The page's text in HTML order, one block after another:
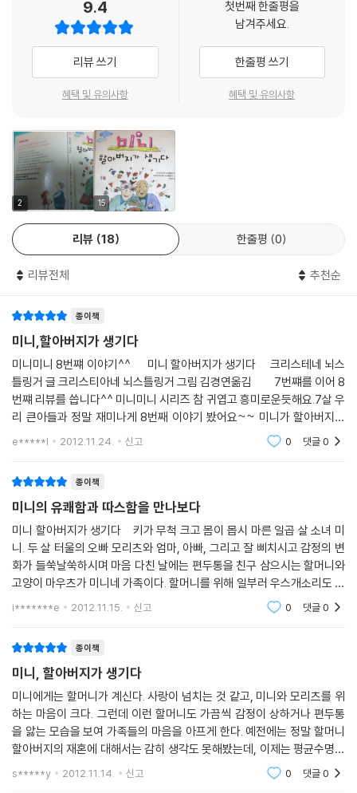
과거에 비해 맞벌이 부부가 급속하게 늘어난 한국의 가정에서도 아이가 혼
자서 겪어야 하는 일들은 많이 있습니다. 아이 혼자 속앓이를 할 때도 있고,
때론 어른스럽게 대처하기도 하는 것처럼 미니도 때론 누구에게도 말 못할
고민으로 끙끙 앓기도 하고, 오빠를 이해하는 속 깊은 동생 미니가 되기도
하고, 불쌍한 사람을 도와주는 착한 미니가 되기도 합니다. 이렇게 다양한
우리 아이들은 말보다 더 깊은 공감과 배움을 느낄 수 있을 것입니다.
아이들이 점점 성숙되어져 가면서 말 못하는 문제점들을 이렇게 발랄한 이
야기들을 통해 사실 아무런 문제가 되지 않으며 나와 같은 처지의 사람들
이 주변에 참 많고 다 함께 어울려 지낼 수 있다라는 것을 아무런 거침없이
알려주고 있어 아이들의 입장에서 아이들의 고민들을 잘 해결 해 주는 성
장 동화란 생각이 들었습니다.
한참 자라나고 있는 우리 아이들과 함께 공감하고 함께 생각해 볼 수 있는
온 가족이 함께 보아도 좋을 것 같다 라는 생각을 해 보았습니다.
-kjs11446
미니를 통해 친구들 간의 우정과 소통 그리고 관계에 대해 배운다
〈미니 미니〉 시리즈는 아이들의 관계와 소통에 대해서 세련되게 이야기하
고 있음은 물론 빠른 전개와 재치 있는 유머, 다양한 소재로 생생하게 풀어
게 많은 어린이들의 사랑을 이어가고 있습니다.
특히 독일의 어린이들이 겪는 문화적인 관습과 생활 모습 등을 잘 표현하
고 있으면서도 전혀 이질적이지 않고 아이들이 쉽게 공감할 수 있는 이야
기로 꾸며져 있습니다. 자신의 행복을 찾기 위해 노력하는 미니의 모습과
자신을 싫어하는 친구와 함께 잘 지내기 위해 애쓰는 미니를 보며 우리는
미니와 같은 적극적인 사고를 배움과 동시에 아이들이 자존감을 형성하는
데 큰 도움이 될 것입니다.
미니를 통해 컴플렉스를 극복하는 법이라든가
학교 울렁증 극복하기 등 아이들의 고민에 대해서도 생각해 볼 수 있어요.
우리 아이들의 심리를 잘 이해한 책이라 초등친구들이 재밌게 읽을 수 있
고,
유머러스한 표현이며 그림들이 책 읽는 즐거움을 느끼도록 도와주네요.
이책이 미니미니 시리즈의 첫번째 이야기인데..
앞으로 미니가 어떻게 학교생활을 해 나가고,
어떤 재미난 일이 벌어질지 기대되고 궁금하네요.
9.4
리뷰 쓰기
혜택 및 유의사항
첫번째 한줄평을
남겨주세요.
한줄평 쓰기
혜택 및 유의사항
2 15
리뷰 18 한줄평 0
리뷰전체 추천순
종이책
미니,할아버지가 생기다
미니미니 8번쨰 이야기^^ 미니 할아버지가 생기다 크리스테네 뇌스
틀링거 글 크리스티아네 뇌스틀링거 그림 김경연옮김 7번쨰를 이어 8
번쨰 리뷰를 씁니다^^ 미니미니 시리즈 참 귀엽고 흥미로운듯해요.7살 우
리 큰아들과 정말 재미나게 8번째 이야기 봤어요~~ 미니가 할아버지가
생기는듯한데...책표지를 보니할머니가 좋은 할아버님을 짝으로 만나
e*****l 2012.11.24. 신고 0 댓글0
종이책
미니의 유쾌함과 따스함을 만나보다
미니 할아버지가 생기다 키가 무척 크고 몸이 몹시 마른 일곱 살 소녀 미
니. 두 살 터울의 오빠 모리츠와 엄마, 아빠, 그리고 잘 삐치시고 감정의 변
화가 들쑥날쑥하시며 마음 다친 날에는 편두통을 친구 삼으시는 할머니와
고양이 마우츠가 미니네 가족이다. 할머니를 위해 일부러 우스개소리도 하
고 지하실 정리를 할 때 따라나서기도 하지만 할머니는 별로 반응을 보이
i*******e 2012.11.15. 신고 0 댓글0
종이책
미니, 할아버지가 생기다
미니에게는 할머니가 계신다. 사랑이 넘치는 것 같고, 미니와 모리츠를 위
하는 마음이 크다. 그런데 이런 할머니도 가끔씩 감정이 상하거나 편두통
을 앓는 모습을 보여 가족들의 마음을 아프게 한다. 예전에는 정말 할머니
할아버지의 재혼에 대해서는 감히 생각도 못해봤는데, 이제는 평균수명이
늘어나고, 왜 좋은 것은 젊은 애들만 한다고 생각하냐고 따끔한 한마디를
드라마나 광고
s*****y 2012.11.14. 신고 0 댓글0